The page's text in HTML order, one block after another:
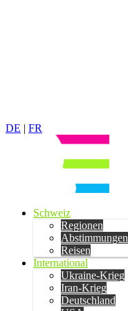
DE | FR
Schweiz
Regionen
Abstimmungen
Reisen
International
Ukraine-Krieg
Iran-Krieg
Deutschland